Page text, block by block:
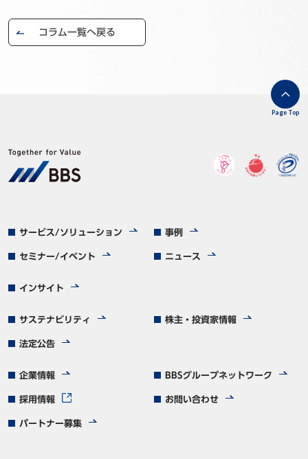
コラム一覧へ戻る
サービス/ソリューション 事例
セミナー/イベント ニュース
インサイト
サステナビリティ 株主・投資家情報
法定公告
企業情報 BBSグループネットワーク
採用情報 お問い合わせ
パートナー募集
Page Top